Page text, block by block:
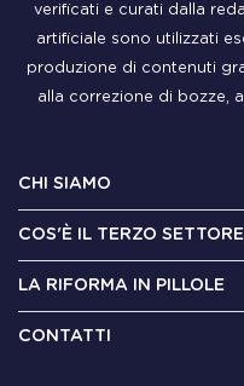
verificati e curati dalla
artificiale sono utilizzati
produzione di contenuti
alla correzione di bozze,
CHI SIAMO
COS'È IL TERZO SETTORE
LA RIFORMA IN PILLOLE
CONTATTI